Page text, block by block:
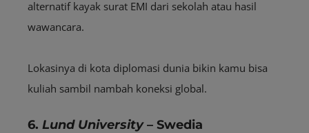
alternatif kayak surat EMI dari sekolah atau hasil
wawancara.
Lokasinya di kota diplomasi dunia bikin kamu bisa
kuliah sambil nambah koneksi global.
6. Lund University– Swedia